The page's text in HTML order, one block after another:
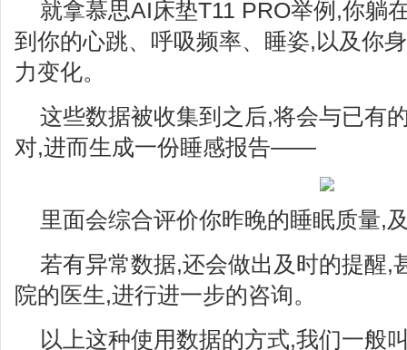
就拿慕思AI床垫T11 PRO举例,你躺
到你的心跳、呼吸频率、睡姿,以及你
力变化。
这些数据被收集到之后,将会与已有
对,进而生成一份睡感报告——
里面会综合评价你昨晚的睡眠质量,
若有异常数据,还会做出及时的提醒,
院的医生,进行进一步的咨询。
以上这种使用数据的方式,我们一般